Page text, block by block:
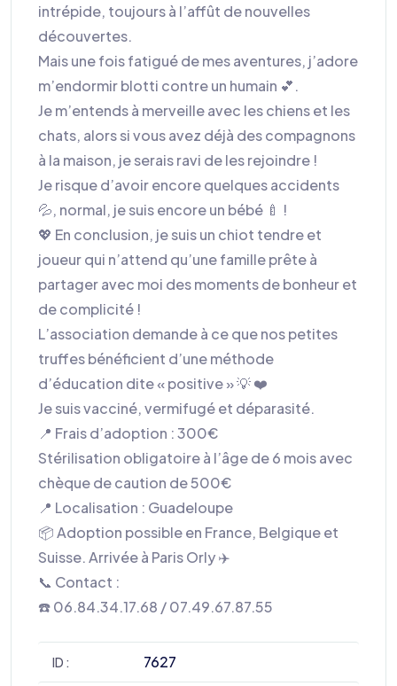
intrépide, toujours à l’affût de nouvelles
découvertes.
Mais une fois fatigué de mes aventures, j’adore
m’endormir blotti contre un humain 💕.
Je m’entends à merveille avec les chiens et les
chats, alors si vous avez déjà des compagnons
à la maison, je serais ravi de les rejoindre !
Je risque d’avoir encore quelques accidents
💦, normal, je suis encore un bébé 🍼 !
💖 En conclusion, je suis un chiot tendre et
joueur qui n’attend qu’une famille prête à
partager avec moi des moments de bonheur et
de complicité !
L’association demande à ce que nos petites
truffes bénéficient d’une méthode
d’éducation dite « positive » 💡 ❤️
Je suis vacciné, vermifugé et déparasité.
📍 Frais d’adoption : 300€
Stérilisation obligatoire à l’âge de 6 mois avec
chèque de caution de 500€
📍 Localisation : Guadeloupe
📦 Adoption possible en France, Belgique et
Suisse. Arrivée à Paris Orly ✈️
📞 Contact :
☎️ 06.84.34.17.68 / 07.49.67.87.55
ID : 7627